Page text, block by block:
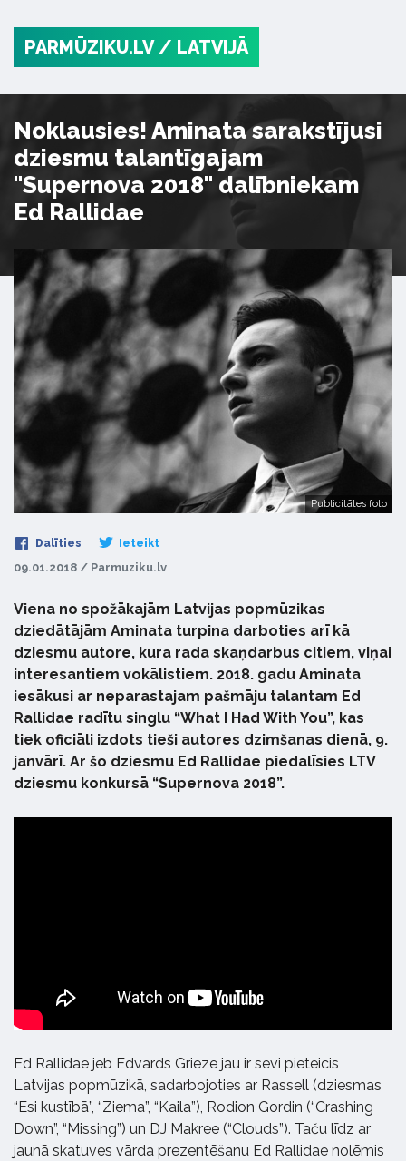
PARMŪZIKU.LV / LATVIJĀ
Noklausies! Aminata sarakstījusi
dziesmu talantīgajam
"Supernova 2018" dalībniekam
Ed Rallidae
Publicitātes foto
Dalīties Ieteikt
09.01.2018 / Parmuziku.lv
Viena no spožākajām Latvijas popmūzikas
dziedātājām Aminata turpina darboties arī kā
dziesmu autore, kura rada skaņdarbus citiem, viņai
interesantiem vokālistiem. 2018. gadu Aminata
iesākusi ar neparastajam pašmāju talantam Ed
Rallidae radītu singlu “What I Had With You”, kas
tiek oficiāli izdots tieši autores dzimšanas dienā, 9.
janvārī. Ar šo dziesmu Ed Rallidae piedalīsies LTV
dziesmu konkursā “Supernova 2018”.
Ed Rallidae jeb Edvards Grieze jau ir sevi pieteicis
Latvijas popmūzikā, sadarbojoties ar Rassell (dziesmas
“Esi kustībā”, “Ziema”, “Kaila”), Rodion Gordin (“Crashing
Down”, “Missing”) un DJ Makree (“Clouds”). Taču līdz ar
jaunā skatuves vārda prezentēšanu Ed Rallidae nolēmis